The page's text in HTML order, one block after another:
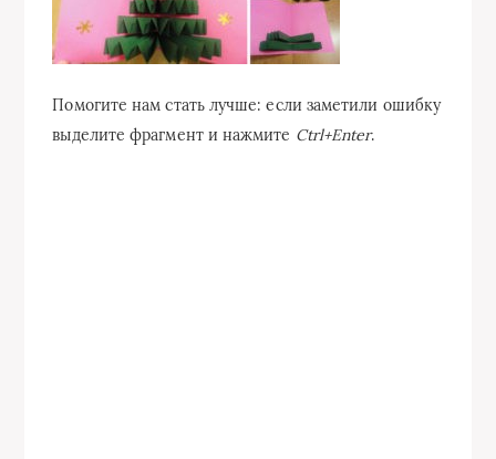
Помогите нам стать лучше: если заметили ошибку
выделите фрагмент и нажмите Ctrl+Enter.